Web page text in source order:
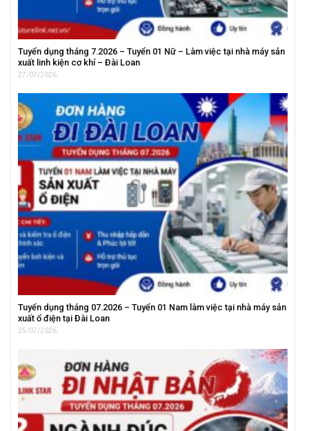
Tuyển dụng tháng 7.2026 – Tuyển 01 Nữ – Làm việc tại nhà máy sản
xuất linh kiện cơ khí – Đài Loan
27/07/2026
Tuyển dụng tháng 07.2026 – Tuyển 01 Nam làm việc tại nhà máy sản
xuất ổ điện tại Đài Loan
25/07/2026